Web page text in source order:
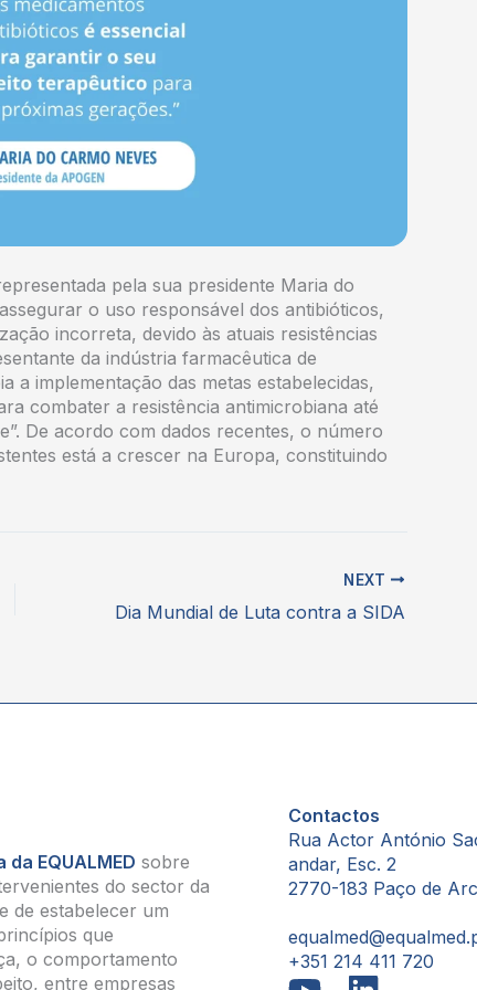
pela sua presidente Maria do
o uso responsável dos antibióticos,
incorreta, devido às atuais resistências
da indústria farmacêutica de
a implementação das metas estabelecidas,
combater a resistência antimicrobiana até
De acordo com dados recentes, o número
está a crescer na Europa, constituindo
NEXT
Dia Mundial de Luta contra a SIDA
EQUALMED sobre
do sector da
de estabelecer um
que
o comportamento
entre empresas
Contactos
Rua Actor António
andar, Esc. 2
2770-183 Paço de
+351 214 411 720